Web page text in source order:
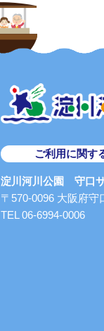
ご利用に関す
淀川河川公園 守口
〒570-0096 大阪府守
TEL 06-6994-0006